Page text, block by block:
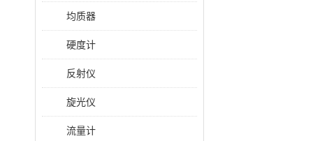
均质器
硬度计
反射仪
旋光仪
流量计